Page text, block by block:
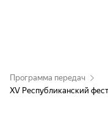
Программа передач
ХV Республиканский